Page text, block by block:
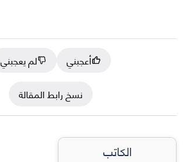
أعجبني
لم يعجبني
نسخ رابط المقالة
الكاتب